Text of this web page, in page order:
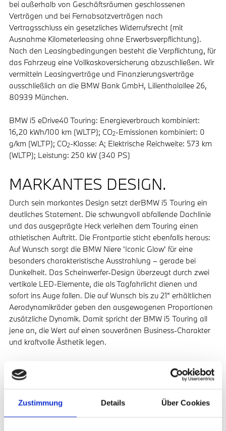
Zustimmung Details Über Cookies
bei außerhalb von Geschäftsräumen geschlossenen
Verträgen und bei Fernabsatzverträgen nach
Vertragsschluss ein gesetzliches Widerrufsrecht (mit
Ausnahme Kilometerleasing ohne Erwerbsverpflichtung).
Nach den Leasingbedingungen besteht die Verpflichtung, für
das Fahrzeug eine Vollkaskoversicherung abzuschließen. Wir
vermitteln Leasingverträge und Finanzierungsverträge
ausschließlich an die BMW Bank GmbH, Lilienthalallee 26,
80939 München.
BMW i5 eDrive40 Touring: Energieverbrauch kombiniert:
16,20 kWh/100 km (WLTP); CO2-Emissionen kombiniert: 0
g/km (WLTP); CO2-Klasse: A; Elektrische Reichweite: 573 km
(WLTP); Leistung: 250 kW (340 PS)
MARKANTES DESIGN.
Durch sein markantes Design setzt derBMW i5 Touring ein
deutliches Statement. Die schwungvoll abfallende Dachlinie
und das ausgeprägte Heck verleihen dem Touring einen
athletischen Auftritt. Die Frontpartie sticht ebenfalls heraus:
Auf Wunsch sorgt die BMW Niere 'Iconic Glow' für eine
besonders charakteristische Ausstrahlung – gerade bei
Dunkelheit. Das Scheinwerfer-Design überzeugt durch zwei
vertikale LED-Elemente, die als Tagfahrlicht dienen und
sofort ins Auge fallen. Die auf Wunsch bis zu 21" erhältlichen
Aerodynamikräder geben den ausgewogenen Proportionen
zusätzliche Dynamik. Damit spricht der BMW i5 Touring all
jene an, die Wert auf einen souveränen Business-Charakter
und kraftvolle Ästhetik legen.
UMFANGREICHE
SERIENAUSSTATTUNG.
Die Serienausstattung desBMW i5 Touring lässt kaum
Wünsche offen. Hochwertige Komfort- und